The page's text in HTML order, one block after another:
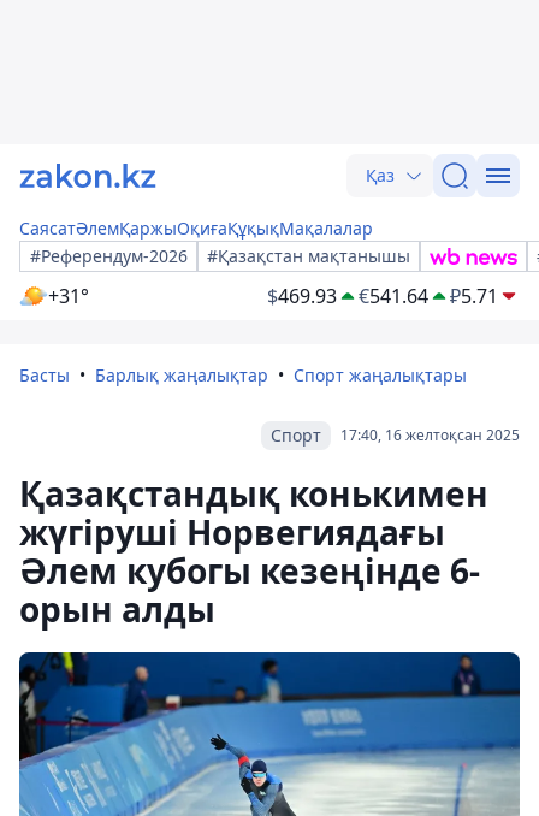
Қаз
СаясатӘлемҚаржыОқиғаҚұқықМақалалар
#Референдум-2026
#Қазақстан мақтанышы
+31° $469.93 €541.64 ₽5.71
Басты Барлық жаңалықтар Спорт жаңалықтары
17:40, 16 желтоқсан 2025
Спорт
Қазақстандық конькимен
жүгіруші Норвегиядағы
Әлем кубогы кезеңінде 6-
орын алды